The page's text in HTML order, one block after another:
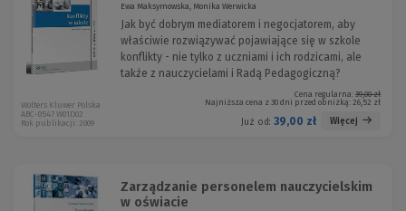
Ewa Maksymowska, Monika Werwicka
Jak być dobrym mediatorem i negocjatorem, aby
właściwie rozwiązywać pojawiające się w szkole
konflikty - nie tylko z uczniami i ich rodzicami, ale
także z nauczycielami i Radą Pedagogiczną?
Cena regularna: 39,00 zł
Najniższa cena z 30 dni przed obniżką: 26,52 zł
Już od: 39,00 zł Więcej
Wolters Kluwer Polska
ABC-0547 W01D02
Rok publikacji: 2009
Zarządzanie personelem nauczycielskim
w oświacie